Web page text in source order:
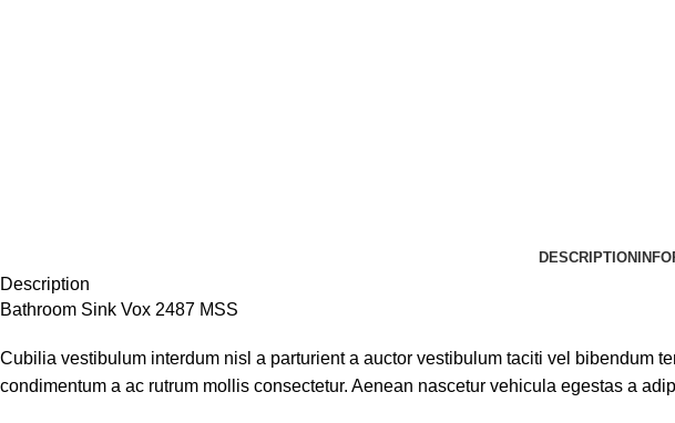
DESCRIPTION
Description
Bathroom Sink Vox 2487 MSS
Cubilia vestibulum interdum nisl a parturient a auctor vestibulum taciti vel bibendum
condimentum a ac rutrum mollis consectetur. Aenean nascetur vehicula egestas a